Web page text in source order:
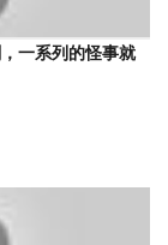
一系列的怪事就